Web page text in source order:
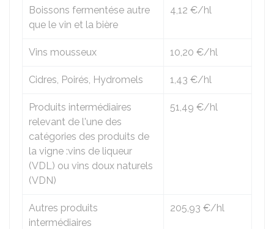
Boissons fermentése autre
que le vin et la bière
4,12 €/hl
Vins mousseux 10,20 €/hl
Cidres, Poirés, Hydromels 1,43 €/hl
Produits intermédiaires
relevant de l'une des
catégories des produits de
la vigne :vins de liqueur
(VDL) ou vins doux naturels
(VDN)
51,49 €/hl
Autres produits
intermédiaires
205,93 €/hl